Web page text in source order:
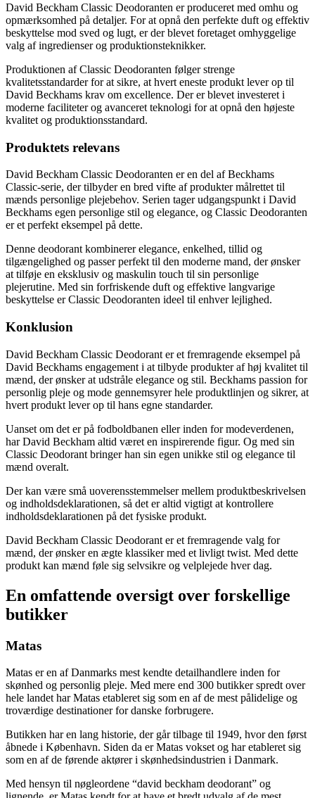
David Beckham Classic Deodoranten er produceret med omhu og
opmærksomhed på detaljer. For at opnå den perfekte duft og effektiv
beskyttelse mod sved og lugt, er der blevet foretaget omhyggelige
valg af ingredienser og produktionsteknikker.
Produktionen af Classic Deodoranten følger strenge
kvalitetsstandarder for at sikre, at hvert eneste produkt lever op til
David Beckhams krav om excellence. Der er blevet investeret i
moderne faciliteter og avanceret teknologi for at opnå den højeste
kvalitet og produktionsstandard.
Produktets relevans
David Beckham Classic Deodoranten er en del af Beckhams
Classic-serie, der tilbyder en bred vifte af produkter målrettet til
mænds personlige plejebehov. Serien tager udgangspunkt i David
Beckhams egen personlige stil og elegance, og Classic Deodoranten
er et perfekt eksempel på dette.
Denne deodorant kombinerer elegance, enkelhed, tillid og
tilgængelighed og passer perfekt til den moderne mand, der ønsker
at tilføje en eksklusiv og maskulin touch til sin personlige
plejerutine. Med sin forfriskende duft og effektive langvarige
beskyttelse er Classic Deodoranten ideel til enhver lejlighed.
Konklusion
David Beckham Classic Deodorant er et fremragende eksempel på
David Beckhams engagement i at tilbyde produkter af høj kvalitet til
mænd, der ønsker at udstråle elegance og stil. Beckhams passion for
personlig pleje og mode gennemsyrer hele produktlinjen og sikrer, at
hvert produkt lever op til hans egne standarder.
Uanset om det er på fodboldbanen eller inden for modeverdenen,
har David Beckham altid været en inspirerende figur. Og med sin
Classic Deodorant bringer han sin egen unikke stil og elegance til
mænd overalt.
Der kan være små uoverensstemmelser mellem produktbeskrivelsen
og indholdsdeklarationen, så det er altid vigtigt at kontrollere
indholdsdeklarationen på det fysiske produkt.
David Beckham Classic Deodorant er et fremragende valg for
mænd, der ønsker en ægte klassiker med et livligt twist. Med dette
produkt kan mænd føle sig selvsikre og velplejede hver dag.
En omfattende oversigt over forskellige
butikker
Matas
Matas er en af Danmarks mest kendte detailhandlere inden for
skønhed og personlig pleje. Med mere end 300 butikker spredt over
hele landet har Matas etableret sig som en af de mest pålidelige og
troværdige destinationer for danske forbrugere.
Butikken har en lang historie, der går tilbage til 1949, hvor den først
åbnede i København. Siden da er Matas vokset og har etableret sig
som en af de førende aktører i skønhedsindustrien i Danmark.
Med hensyn til nøgleordene “david beckham deodorant” og